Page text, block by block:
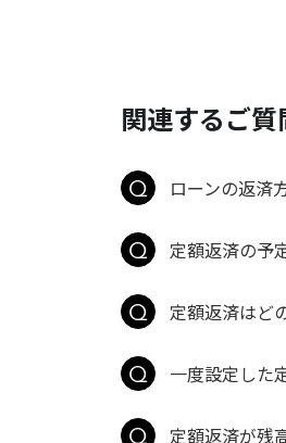
関連するご質
ローンの返済
定額返済の予
定額返済はど
一度設定した
定額返済が残